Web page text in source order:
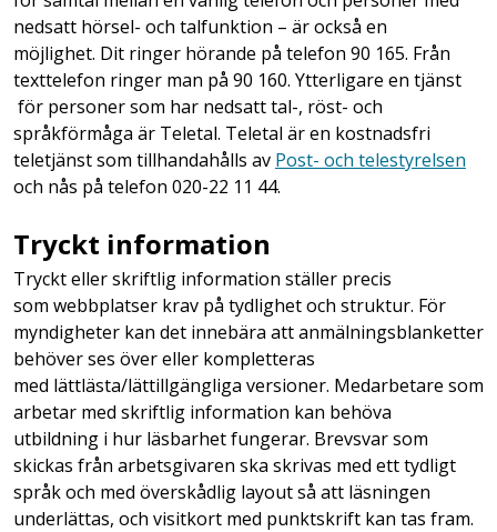
nedsatt hörsel- och talfunktion – är också en
möjlighet. Dit ringer hörande på telefon 90 165. Från
texttelefon ringer man på 90 160. Ytterligare en tjänst
för personer som har nedsatt tal-, röst- och
språkförmåga är Teletal. Teletal är en kostnadsfri
teletjänst som tillhandahålls av Post- och telestyrelsen
och nås på telefon 020-22 11 44.
Tryckt information
Tryckt eller skriftlig information ställer precis
som webbplatser krav på tydlighet och struktur. För
myndigheter kan det innebära att anmälningsblanketter
behöver ses över eller kompletteras
med lättlästa/lättillgängliga versioner. Medarbetare som
arbetar med skriftlig information kan behöva
utbildning i hur läsbarhet fungerar. Brevsvar som
skickas från arbetsgivaren ska skrivas med ett tydligt
språk och med överskådlig layout så att läsningen
underlättas, och visitkort med punktskrift kan tas fram.